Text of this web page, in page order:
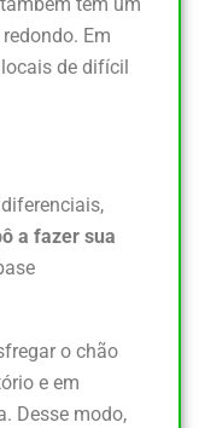
Em
de difícil
a fazer sua
o chão
e em
Desse modo,